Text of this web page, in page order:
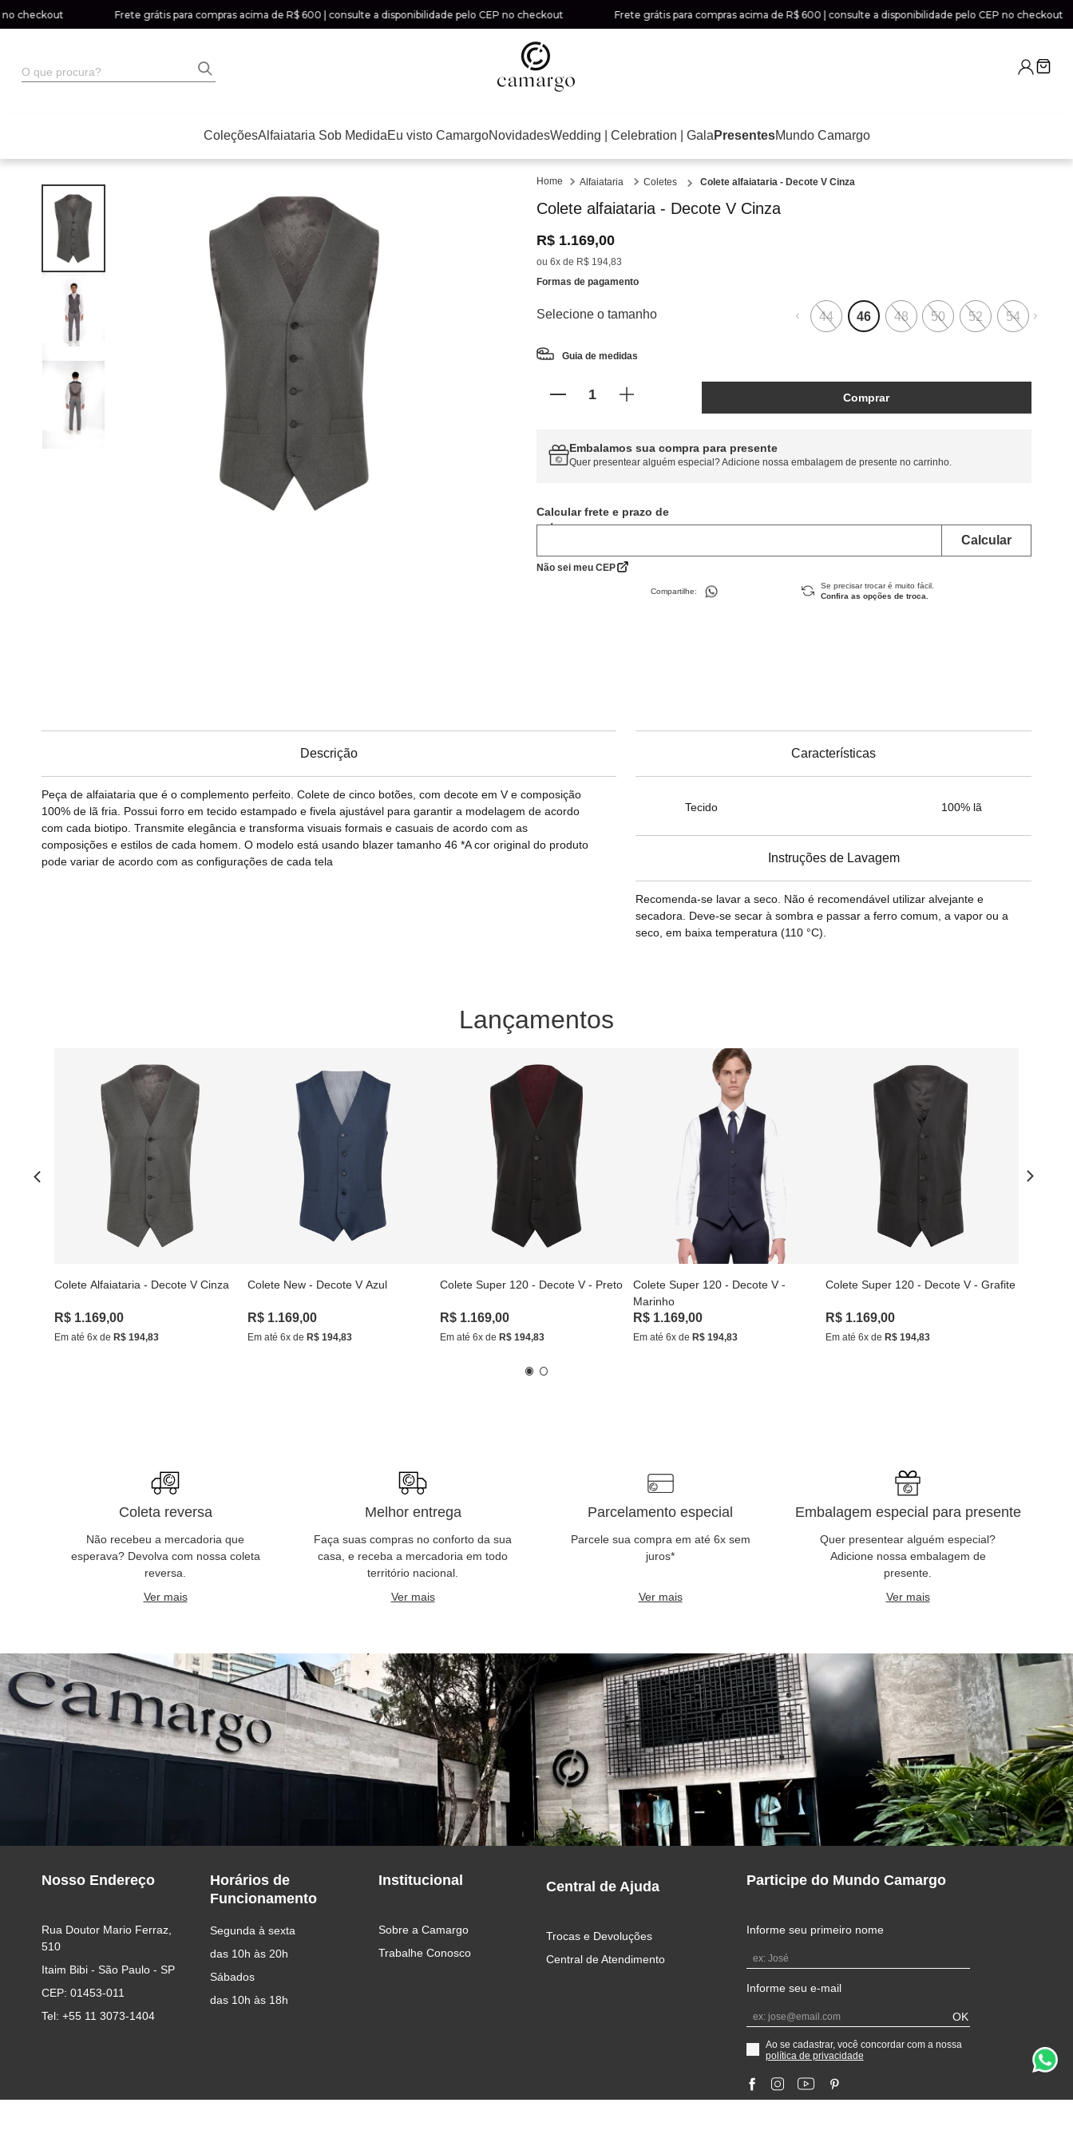
Frete grátis para compras acima de R$ 600 | consulte a disponibilidade pelo CEP no checkout Frete grátis para compras acima de R$ 600 | consulte a disponibilidade pelo CEP no checkout
ColeçõesAlfaiataria Sob MedidaEu visto CamargoNovidadesWedding | Celebration | Gala PresentesMundo Camargo
Alfaiataria Coletes Colete alfaiataria - Decote V Cinza
Colete alfaiataria - Decote V Cinza
R$ 1.169,00
ou 6x de R$ 194,83
Formas de pagamento
44 46 48 50 52 54
Guia de medidas
Comprar
Embalamos sua compra para presente
Quer presentear alguém especial? Adicione nossa embalagem de presente no carrinho.
Calcular frete
Não sei meu CEP
Compartilhe:
Se precisar trocar é muito fácil.
Confira as opções de troca.
Descrição
Peça de alfaiataria que é o complemento perfeito. Colete de cinco botões, com decote em V e composição
100% de lã fria. Possui forro em tecido estampado e fivela ajustável para garantir a modelagem de acordo
com cada biotipo. Transmite elegância e transforma visuais formais e casuais de acordo com as
composições e estilos de cada homem. O modelo está usando blazer tamanho 46 *A cor original do produto
pode variar de acordo com as configurações de cada tela
Características
Tecido 100% lã
Instruções de Lavagem
Recomenda-se lavar a seco. Não é recomendável utilizar alvejante e
secadora. Deve-se secar à sombra e passar a ferro comum, a vapor ou a
seco, em baixa temperatura (110 °C).
Lançamentos
Colete Alfaiataria - Decote V Cinza
R$ 1.169,00
Em até 6x de R$ 194,83
Colete New - Decote V Azul
R$ 1.169,00
Em até 6x de R$ 194,83
Colete Super 120 - Decote V - Preto
R$ 1.169,00
Em até6x deR$ 194,83
Colete Super 120 - Decote V -
Marinho
R$ 1.169,00
Em até 6x de R$ 194,83
Colete Super 120 - Decote V - Grafite
R$ 1.169,00
Em até6x deR$ 194,83
Coleta reversa
Não recebeu a mercadoria que
esperava? Devolva com nossa coleta
reversa.
Ver mais
Melhor entrega
Faça suas compras no conforto da sua
casa, e receba a mercadoria em todo
território nacional.
Ver mais
Parcelamento especial
Parcele sua compra em até 6x sem
juros*
Ver mais
Embalagem especial para presente
Quer presentear alguém especial?
Adicione nossa embalagem de
presente.
Ver mais
Nosso Endereço
Rua Doutor Mario Ferraz,
510
Itaim Bibi - São Paulo - SP
CEP: 01453-011
Tel: +55 11 3073-1404
Horários de
Funcionamento
Segunda à sexta
das 10h às 20h
Sábados
das 10h às 18h
Institucional
Sobre a Camargo
Trabalhe Conosco
Central de Ajuda
Trocas e Devoluções
Central de Atendimento
Participe do Mundo Camargo
Informe seu primeiro nome
Informe seu e-mail
OK
Ao se cadastrar, você concordar com a nossa
política de privacidade